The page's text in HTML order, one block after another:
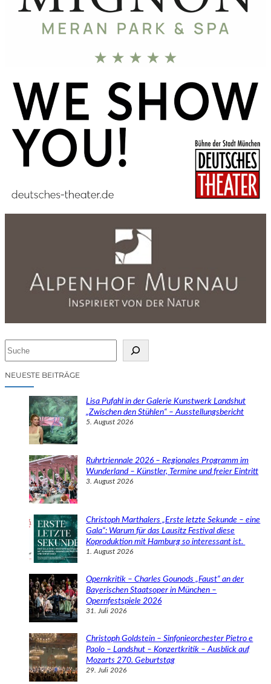
cNEUESTE BEITRÄGE
Lisa Pufahl in der Galerie Kunstwerk Landshut
„Zwischen den Stühlen“ – Ausstellungsbericht
5. August 2026
Ruhrtriennale 2026 – Regionales Programm im
Wunderland – Künstler, Termine und freier Eintritt
3. August 2026
Christoph Marthalers „Erste letzte Sekunde – eine
Gala“: Warum für das Lausitz Festival diese
Koproduktion mit Hamburg so interessant ist.
1. August 2026
Opernkritik – Charles Gounods „Faust“ an der
Bayerischen Staatsoper in München –
Opernfestspiele 2026
31. Juli 2026
Christoph Goldstein – Sinfonieorchester Pietro e
Paolo – Landshut – Konzertkritik – Ausblick auf
Mozarts 270. Geburtstag
29. Juli 2026